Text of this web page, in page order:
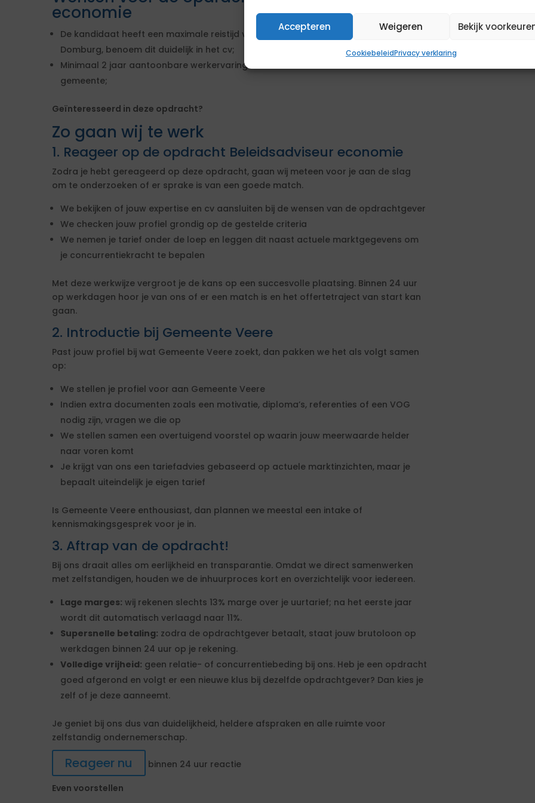
Accepteren Weigeren Bekijk
CookiebeleidPrivacy verklaring
economie
De kandidaat heeft een maximale reistijd van 1 uur naar het gemeentehuis in
Domburg, benoem dit duidelijk in het cv;
Minimaal 2 jaar aantoonbare werkervaring als adviseur economie binnen een
gemeente;
Geïnteresseerd in deze opdracht?
Zo gaan wij te werk
1. Reageer op de opdracht Beleidsadviseur economie
Zodra je hebt gereageerd op deze opdracht, gaan wij meteen voor je aan de slag
om te onderzoeken of er sprake is van een goede match.
We bekijken of jouw expertise en cv aansluiten bij de wensen van de opdrachtgever
We checken jouw profiel grondig op de gestelde criteria
We nemen je tarief onder de loep en leggen dit naast actuele marktgegevens om
je concurrentiekracht te bepalen
Met deze werkwijze vergroot je de kans op een succesvolle plaatsing. Binnen 24 uur
op werkdagen hoor je van ons of er een match is en het offertetraject van start kan
gaan.
2. Introductie bij Gemeente Veere
Past jouw profiel bij wat Gemeente Veere zoekt, dan pakken we het als volgt samen
op:
We stellen je profiel voor aan Gemeente Veere
Indien extra documenten zoals een motivatie, diploma’s, referenties of een VOG
nodig zijn, vragen we die op
We stellen samen een overtuigend voorstel op waarin jouw meerwaarde helder
naar voren komt
Je krijgt van ons een tariefadvies gebaseerd op actuele marktinzichten, maar je
bepaalt uiteindelijk je eigen tarief
Is Gemeente Veere enthousiast, dan plannen we meestal een intake of
kennismakingsgesprek voor je in.
3. Aftrap van de opdracht!
Bij ons draait alles om eerlijkheid en transparantie. Omdat we direct samenwerken
met zelfstandigen, houden we de inhuurproces kort en overzichtelijk voor iedereen.
Lage marges: wij rekenen slechts 13% marge over je uurtarief; na het eerste jaar
wordt dit automatisch verlaagd naar 11%.
Supersnelle betaling: zodra de opdrachtgever betaalt, staat jouw brutoloon op
werkdagen binnen 24 uur op je rekening.
Volledige vrijheid: geen relatie- of concurrentiebeding bij ons. Heb je een opdracht
goed afgerond en volgt er een nieuwe klus bij dezelfde opdrachtgever? Dan kies je
zelf of je deze aanneemt.
Je geniet bij ons dus van duidelijkheid, heldere afspraken en alle ruimte voor
zelfstandig ondernemerschap.
Reageer nu
binnen 24 uur reactie
Even voorstellen